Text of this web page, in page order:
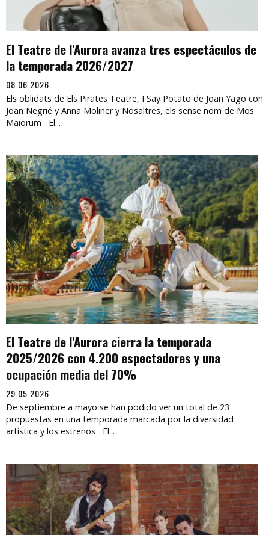
El Teatre de l'Aurora avanza tres espectáculos de
la temporada 2026/2027
08.06.2026
Els oblidats de Els Pirates Teatre, I Say Potato de Joan Yago con
Joan Negrié y Anna Moliner y Nosaltres, els sense nom de Mos
Maiorum El...
El Teatre de l'Aurora cierra la temporada
2025/2026 con 4.200 espectadores y una
ocupación media del 70%
29.05.2026
De septiembre a mayo se han podido ver un total de 23
propuestas en una temporada marcada por la diversidad
artística y los estrenos El...